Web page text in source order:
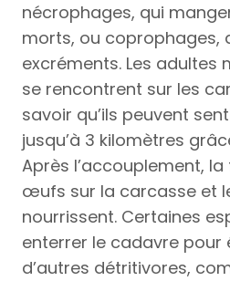
nécrophages, qui
morts, ou coprophages,
excréments. Les adultes
se rencontrent sur les
savoir qu’ils peuvent
jusqu’à 3 kilomètres
Après l’accouplement,
œufs sur la carcasse et
nourrissent. Certaines
enterrer le cadavre pour
d’autres détritivores,